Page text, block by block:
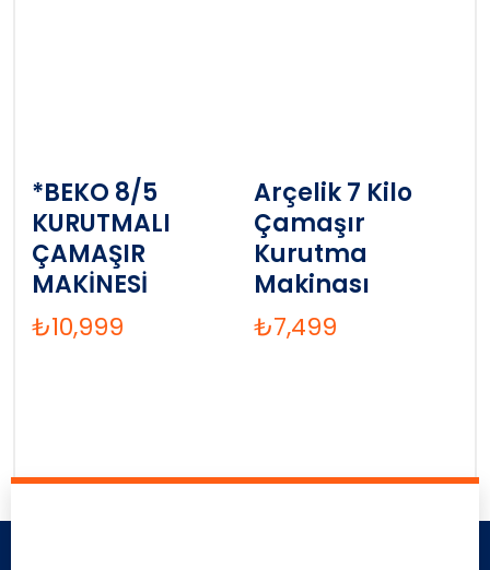
*BEKO 8/5
KURUTMALI
ÇAMAŞIR
MAKİNESİ
₺10,999
Arçelik 7 Kilo
Çamaşır
Kurutma
Makinası
₺7,499